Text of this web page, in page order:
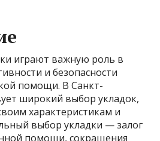
играют важную роль в
и безопасности
помощи. В Санкт-
широкий выбор укладок,
характеристикам и
выбор укладки — залог
помощи, сокращения